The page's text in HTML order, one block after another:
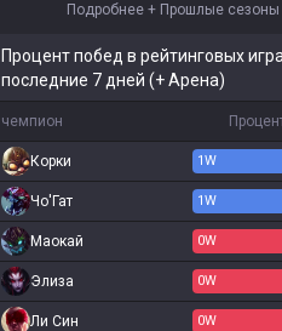
Подробнее + Прошлые сезоны
Процент побед в рейтинговых
последние 7 дней (+ Арена)
чемпион
Корки 1W
Чо'Гат 1W
Маокай 0W
Элиза 0W
Ли Син 0W